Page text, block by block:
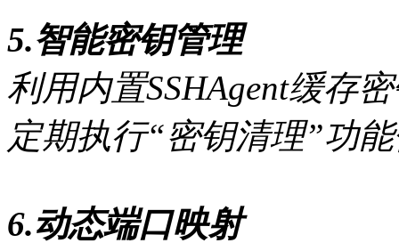
5.智能密钥管理
利用内置SSHAgent缓存
定期执行“密钥清理”功
6.动态端口映射